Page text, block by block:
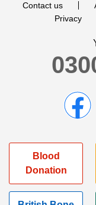
Contact us
Privacy
Blood
Donation